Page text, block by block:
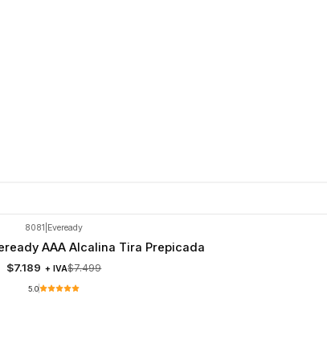
8081 Eveready
AAA Alcalina Tira Prepicada
$7.189 + IVA$7.499
5.0